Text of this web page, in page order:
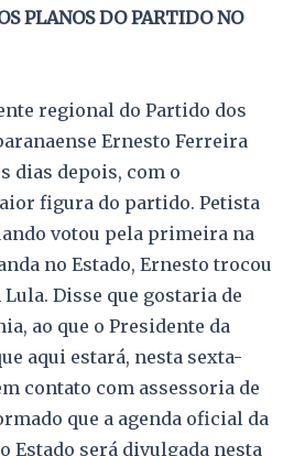
PLANOS DO PARTIDO NO
regional do Partido dos
Ernesto Ferreira
dias depois, com o
figura do partido. Petista
votou pela primeira na
no Estado, Ernesto trocou
Disse que gostaria de
ao que o Presidente da
aqui estará, nesta sexta-
contato com assessoria de
que a agenda oficial da
Estado será divulgada nesta